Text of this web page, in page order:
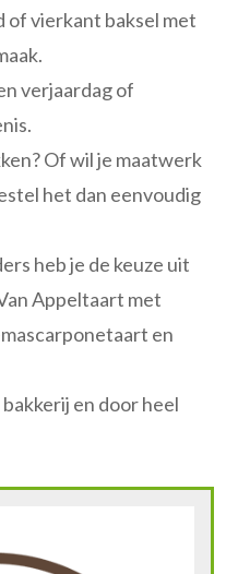
of vierkant baksel met
verjaardag of
Of wil je maatwerk
het dan eenvoudig
heb je de keuze uit
Appeltaart met
en
en door heel